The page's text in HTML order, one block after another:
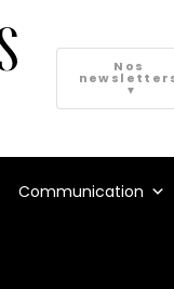
Nos
▼
Communication